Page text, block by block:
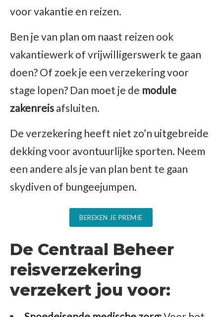
voor vakantie en reizen.
Ben je van plan om naast reizen ook
vakantiewerk of vrijwilligerswerk te gaan
doen? Of zoek je een verzekering voor
stage lopen? Dan moet je de module
zakenreis afsluiten.
De verzekering heeft niet zo’n uitgebreide
dekking voor avontuurlijke sporten. Neem
een andere als je van plan bent te gaan
skydiven of bungeejumpen.
BEREKEN JE PREMIE
De Centraal Beheer
reisverzekering
verzekert jou voor: